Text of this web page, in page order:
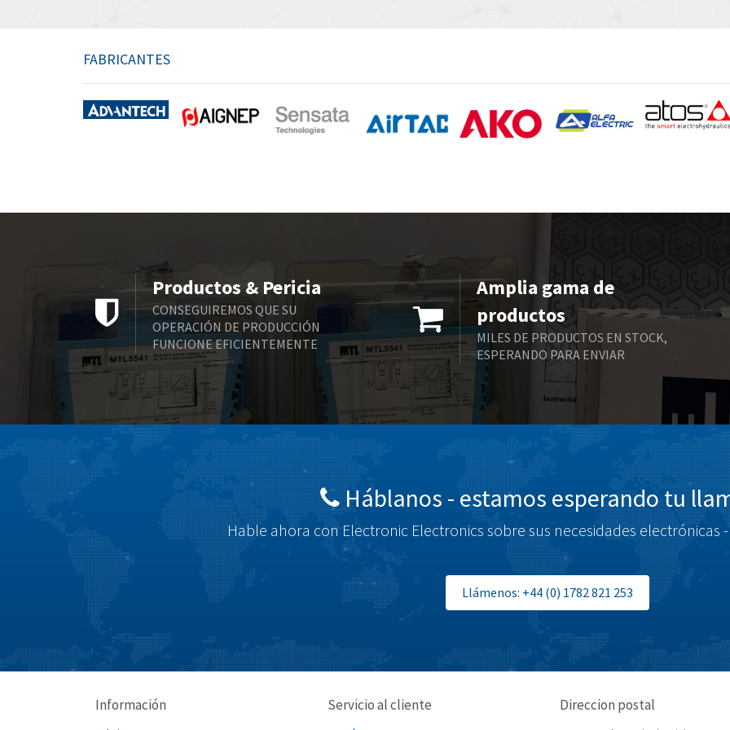
FABRICANTES
Productos & Pericia
CONSEGUIREMOS QUE SU
OPERACIÓN DE PRODUCCIÓN
FUNCIONE EFICIENTEMENTE
Amplia gama de
productos
MILES DE PRODUCTOS EN STOCK,
ESPERANDO PARA ENVIAR
Háblanos - estamos esperando tu
Hable ahora con Electronic Electronics sobre sus necesidades electrónicas -
Llámenos: +44 (0) 1782 821 253
Información Servicio al cliente Direccion postal